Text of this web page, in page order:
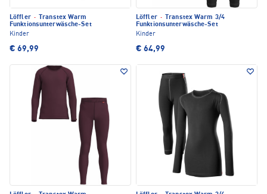
Löffler ·
Transtex Warm
Funktionsunterwäsche-Set
Kinder
€ 69,99
Löffler ·
Transtex Warm 3/4
Funktionsunterwäsche-Set
Kinder
€ 64,99